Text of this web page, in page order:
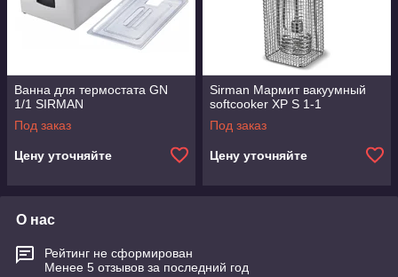
Ванна для термостата GN
1/1 SIRMAN
Под заказ
Цену уточняйте
Sirman Мармит вакуумный
softcooker XP S 1-1
Под заказ
Цену уточняйте
О нас
Рейтинг не сформирован
Менее 5 отзывов за последний год